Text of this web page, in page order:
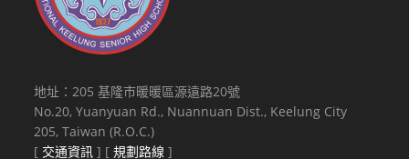
地址：205 基隆市暖暖區源遠路20號
No.20, Yuanyuan Rd., Nuannuan Dist., Keelung City
205, Taiwan (R.O.C.)
[ 交通資訊 ] [規劃路線 ]